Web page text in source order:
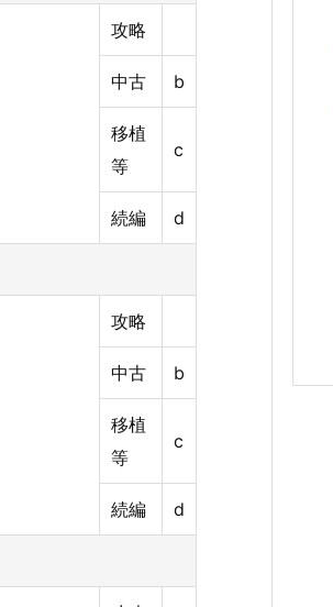
攻略
中古 b
移植
等
c
続編 d
攻略
中古 b
移植
等
c
続編 d